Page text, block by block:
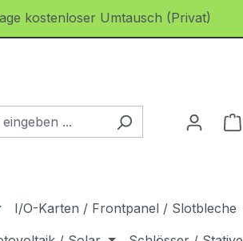
kostenloser Umtausch (Privat)
I/O-Karten / Frontpanel / Slotbleche